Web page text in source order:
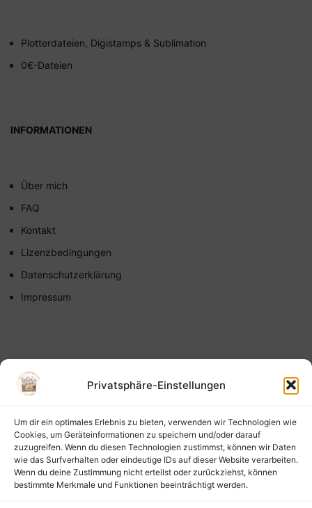
Privatsphäre-Einstellungen
Um dir ein optimales Erlebnis zu bieten, verwenden wir Technologien wie
Cookies, um Geräteinformationen zu speichern und/oder darauf
zuzugreifen. Wenn du diesen Technologien zustimmst, können wir Daten
wie das Surfverhalten oder eindeutige IDs auf dieser Website verarbeiten.
Wenn du deine Zustimmung nicht erteilst oder zurückziehst, können
bestimmte Merkmale und Funktionen beeinträchtigt werden.
Plotterdateien, Digistamps & Sublimation
0€-Dateien
INFORMATIONEN
Über mich
FAQ
Kontakt
Lizenzbedingungen
Datenschutzerklärung
Impressum